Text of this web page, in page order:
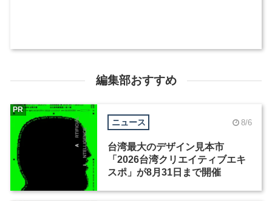
編集部おすすめ
ニュース 8/6
台湾最大のデザイン見本市
「2026台湾クリエイティブエキ
スポ」が8月31日まで開催
PR